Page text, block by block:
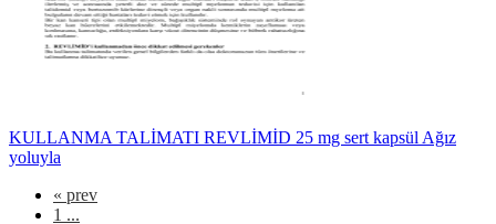
KULLANMA TALİMATI REVLİMİD 25 mg sert kapsül Ağız
yoluyla
« prev
1 ...